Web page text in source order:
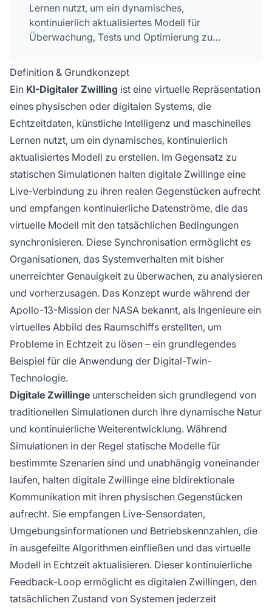
Lernen nutzt, um ein dynamisches,
kontinuierlich aktualisiertes Modell für
Überwachung, Tests und Optimierung zu
Simulationen halten digitale Zwillinge eine Live-
Verbindung zu ihren realen Gegenstücken
aufrecht und ermöglichen Unternehmen,
Ergebnisse vorherzusagen, die Leistung zu
optimieren und Änderungen risikofrei zu testen.
Diese virtuellen Abbilder werden zunehmend
für Markenüberwachung, Kundensimulation
und KI-Systemtests in verschiedenen Branchen
eingesetzt. Digitale Zwillinge integrieren
Datenerfassung, Modellierung,
Synchronisierung und KI-gestützte Analytik, um
prädiktive Erkenntnisse und autonome
Optimierungsfunktionen bereitzustellen.
Definition & Grundkonzept
Ein KI-Digitaler Zwilling ist eine virtuelle Repräsentation
eines physischen oder digitalen Systems, die
Echtzeitdaten, künstliche Intelligenz und maschinelles
Lernen nutzt, um ein dynamisches, kontinuierlich
aktualisiertes Modell zu erstellen. Im Gegensatz zu
statischen Simulationen halten digitale Zwillinge eine
Live-Verbindung zu ihren realen Gegenstücken aufrecht
und empfangen kontinuierliche Datenströme, die das
virtuelle Modell mit den tatsächlichen Bedingungen
synchronisieren. Diese Synchronisation ermöglicht es
Organisationen, das Systemverhalten mit bisher
unerreichter Genauigkeit zu überwachen, zu analysieren
und vorherzusagen. Das Konzept wurde während der
Apollo-13-Mission der NASA bekannt, als Ingenieure ein
virtuelles Abbild des Raumschiffs erstellten, um
Probleme in Echtzeit zu lösen – ein grundlegendes
Beispiel für die Anwendung der Digital-Twin-
Technologie.
Digitale Zwillinge unterscheiden sich grundlegend von
traditionellen Simulationen durch ihre dynamische Natur
und kontinuierliche Weiterentwicklung. Während
Simulationen in der Regel statische Modelle für
bestimmte Szenarien sind und unabhängig voneinander
laufen, halten digitale Zwillinge eine bidirektionale
Kommunikation mit ihren physischen Gegenstücken
aufrecht. Sie empfangen Live-Sensordaten,
Umgebungsinformationen und Betriebskennzahlen, die
in ausgefeilte Algorithmen einfließen und das virtuelle
Modell in Echtzeit aktualisieren. Dieser kontinuierliche
Feedback-Loop ermöglicht es digitalen Zwillingen, den
tatsächlichen Zustand von Systemen jederzeit